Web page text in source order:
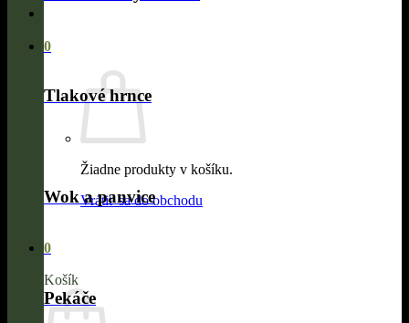
0
Žiadne produkty v košíku.
Vrátiť sa do obchodu
0
Košík
Tlakové hrnce
Wok a panvice
Pekáče